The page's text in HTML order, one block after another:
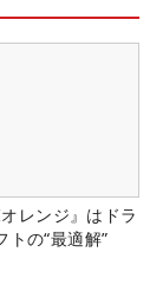
レンジ』はドラ
トの“最適解”